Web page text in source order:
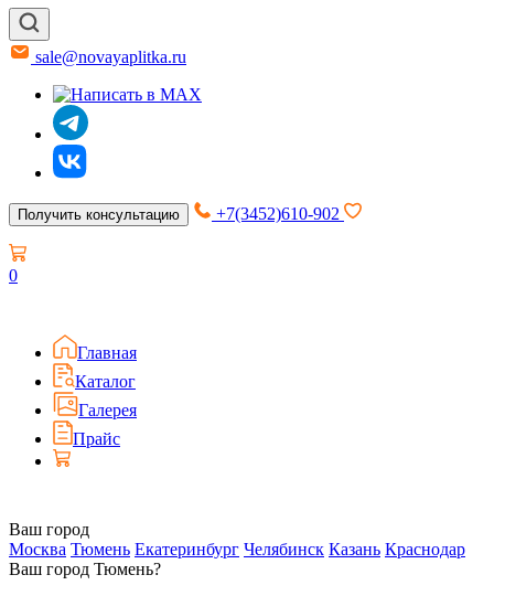
sale@novayaplitka.ru
Получить консультацию +7(3452)610-902
0
Главная
Каталог
Галерея
Прайс
Ваш город
Москва Тюмень Екатеринбург Челябинск Казань Краснодар
Ваш город Тюмень?